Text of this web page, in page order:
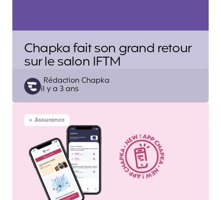
Chapka fait son grand retour
sur le salon IFTM
Posted
by
Rédaction Chapka
il y a 3 ans
Assurance